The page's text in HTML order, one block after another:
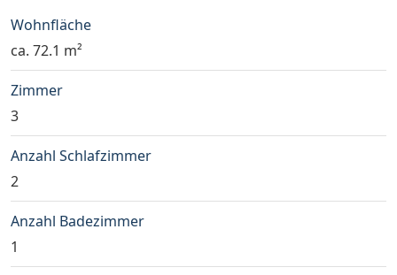
Wohnfläche
ca. 72.1 m²
Zimmer
3
Anzahl Schlafzimmer
2
Anzahl Badezimmer
1